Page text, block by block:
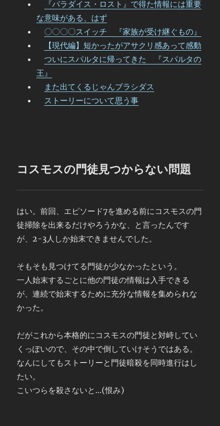
『パラダイス・ロスト』で得た情報には重要
な意味がある、はず
〇〇〇〇スイッチ 『家族が受け継ぐもの』
【現代編】短かったがアサクリ感あって感動
ついにスパルタに帰ってきた 『スパルタの
王』
また出てくるじゃんブラシダス
ストーリーについて思う事
コスモスの門徒見つからない問題
はい。前回、エピソード7を進める前にコスモスの門
徒掃除を出来るだけやろうかな、と言ったんです
が、2-3人しか始末できませんでした。
そもそも見つけてる門徒が少なかったという。
一人始末するごとに他の門徒の情報は入手できる
が、連続で始末するために充分な情報を集められな
かった。
だがこれから本格的にコスモスの門徒と対峙してい
くっぽいので、その中で倒していけそうではある。
なんにしてもストーリーと門徒暗殺を同時進行はし
たい。
こいつらを殺さないと…(恨み)